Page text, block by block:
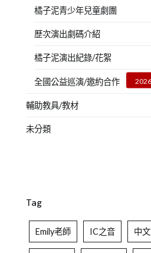
橘子泥青少年兒童劇團
歷次演出劇碼介紹
橘子泥演出紀錄/花絮
全國公益巡演/邀約合作
輔助教具/教材
未分類
Tag
Emily老師 IC之音 中文